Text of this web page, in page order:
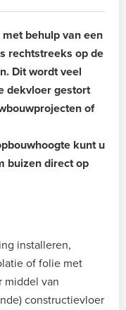
behulp van een
rechtstreeks op de
Dit wordt veel
dekvloer gestort
of
kunt u
buizen direct op
installeren,
of folie met
middel van
constructievloer